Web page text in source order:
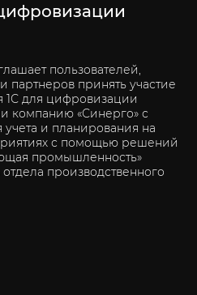
пользователей,
партнеров принять участие
для цифровизации
компанию «Синерго» с
учета и планирования на
с помощью решений
промышленность»
производственного